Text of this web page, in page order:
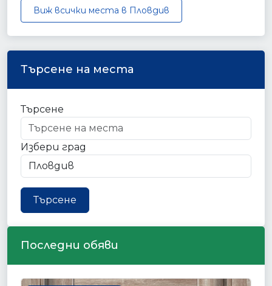
Виж всички места в Пловдив
Търсене на места
Търсене
Избери град
Търсене
Последни обяви